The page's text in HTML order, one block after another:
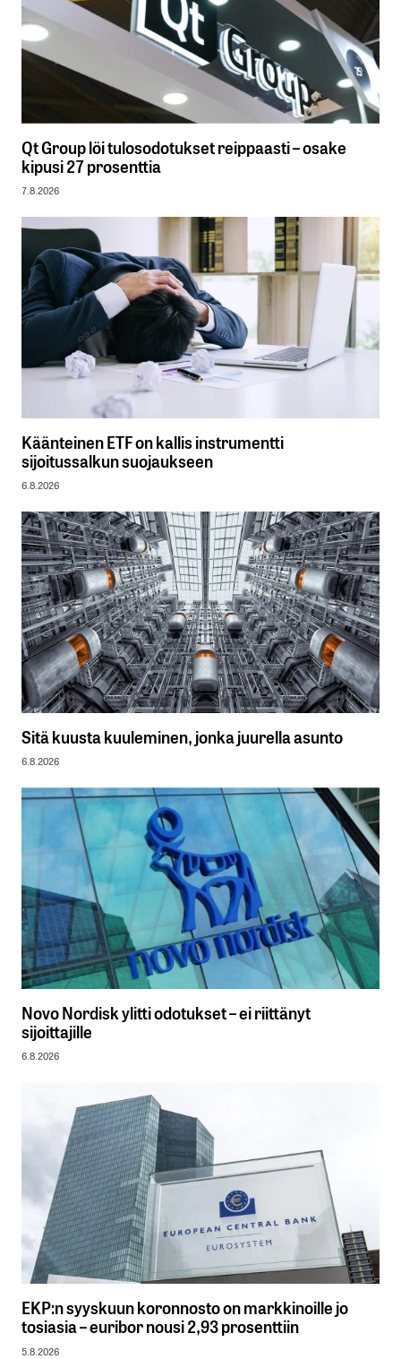
Qt Group löi tulosodotukset reippaasti – osake
kipusi 27 prosenttia
7.8.2026
Käänteinen ETF on kallis instrumentti
sijoitussalkun suojaukseen
6.8.2026
Sitä kuusta kuuleminen, jonka juurella asunto
6.8.2026
Novo Nordisk ylitti odotukset – ei riittänyt
sijoittajille
6.8.2026
EKP:n syyskuun koronnosto on markkinoille jo
tosiasia – euribor nousi 2,93 prosenttiin
5.8.2026